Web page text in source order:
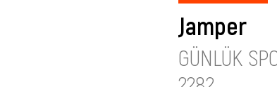
Jamper
GÜNLÜK